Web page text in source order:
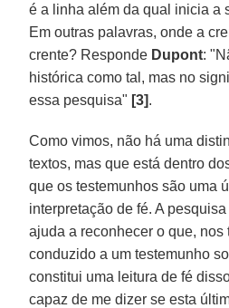
é a linha além da qual inicia a
Em outras palavras, onde a
crente? Responde Dupont:
histórica como tal, mas no
essa pesquisa" [3].
Como vimos, não há uma
textos, mas que está dentro
que os testemunhos são uma
interpretação de fé. A
ajuda a reconhecer o que, nos
conduzido a um testemunho
constitui uma leitura de fé
capaz de me dizer se esta